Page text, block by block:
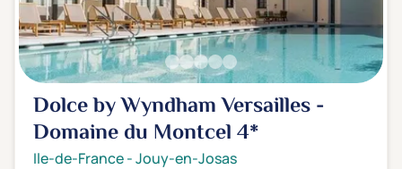
Dolce by Wyndham Versailles -
Domaine du Montcel4*
Ile-de-France-Jouy-en-Josas